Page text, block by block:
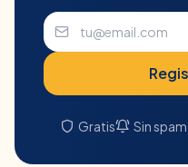
Gratis Sin spam